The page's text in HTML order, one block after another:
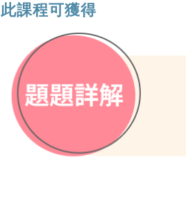
此課程可獲得